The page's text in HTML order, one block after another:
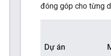
đóng góp cho từng
Dự án